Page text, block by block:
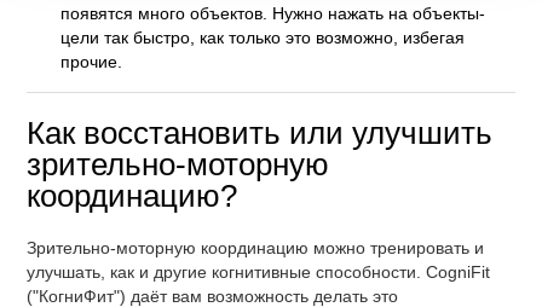
появятся много объектов. Нужно нажать на объекты-
цели так быстро, как только это возможно, избегая
прочие.
Как восстановить или улучшить
зрительно-моторную
координацию?
Зрительно-моторную координацию можно тренировать и
улучшать, как и другие когнитивные способности. CogniFit
("КогниФит") даёт вам возможность делать это